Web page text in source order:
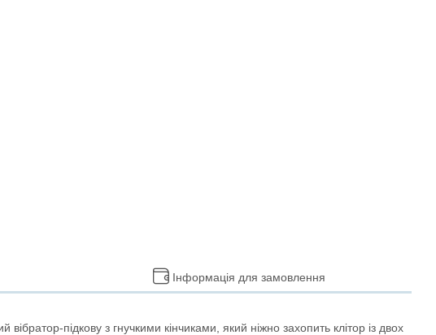
Інформація для замовлення
підкову з гнучкими кінчиками, який ніжно захопить клітор із двох